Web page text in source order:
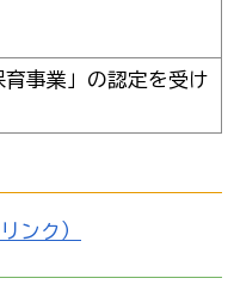
事業」の認定を受け
ンク）